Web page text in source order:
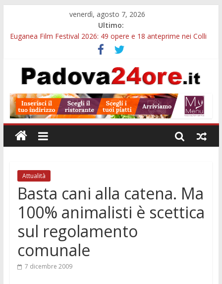
venerdì, agosto 7, 2026
Ultimo:
Euganea Film Festival 2026: 49 opere e 18 anteprime nei Colli
Slow Looking agli Eremitani: un’ora per osservare davvero
un’opera
Notizie di Padova alle ore 21: lavoratore morto, credito sul
Orto Botanico Padova: visite ed escursioni fino a settembre
Concorso Università di Padova: 5 funzionari, domande entro il
7 agosto
Attualità
Basta cani alla catena. Ma
100% animalisti è scettica
sul regolamento
comunale
7 dicembre 2009